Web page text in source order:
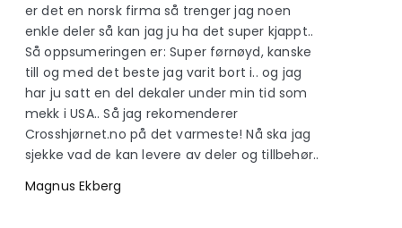
er det en norsk firma så trenger jag noen
enkle deler så kan jag ju ha det super kjappt..
Så oppsumeringen er: Super førnøyd, kanske
till og med det beste jag varit bort i.. og jag
har ju satt en del dekaler under min tid som
mekk i USA.. Så jag rekomenderer
Crosshjørnet.no på det varmeste! Nå ska jag
sjekke vad de kan levere av deler og tillbehør..
Magnus Ekberg